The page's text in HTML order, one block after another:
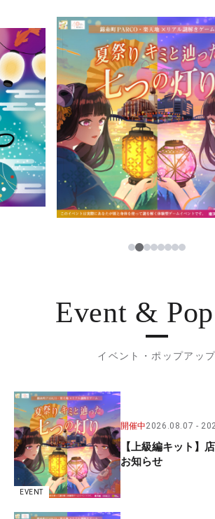
ニュース
レストラン・カフェ
TAX FREE
PARCOメンバーズ
JP
한국어
ภาษาไทย
日本語
1234567
Event &
イベント・ポップアップ
EVENT
開催中2026.08.07
【上級編キット】
お知らせ